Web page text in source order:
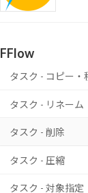
FFlow
タスク - コピー・
タスク - リネーム
タスク - 削除
タスク - 圧縮
タスク - 対象指定